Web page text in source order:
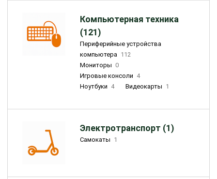
Компьютерная техника
(121)
Периферийные устройства
компьютера 112
Мониторы 0
Игровые консоли 4
Ноутбуки 4 Видеокарты 1
Электротранспорт (1)
Самокаты 1